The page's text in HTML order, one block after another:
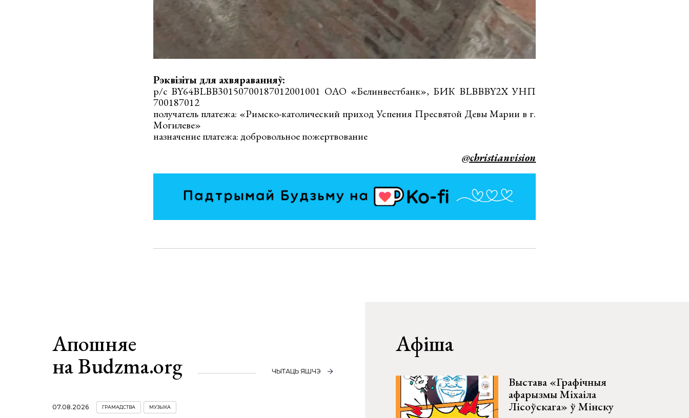
Рэквізіты для ахвяраванняў:
р/с BY64BLBB30150700187012001001 ОАО «Белинвестбанк», БИК BLBBBY2X УНП
700187012
получатель платежа: «Римско-католический приход Успения Пресвятой Девы Марии в г.
Могилеве»
назначение платежа: добровольное пожертвование
@christianvision
Апошняе
на Budzma.org
ЧЫТАЦЬ ЯШЧЭ
07.08.2026 ГРАМАДСТВА МУЗЫКА
Афіша
Выстава «Графічныя
афарызмы Міхаіла
Лісоўскага» ў Мінску